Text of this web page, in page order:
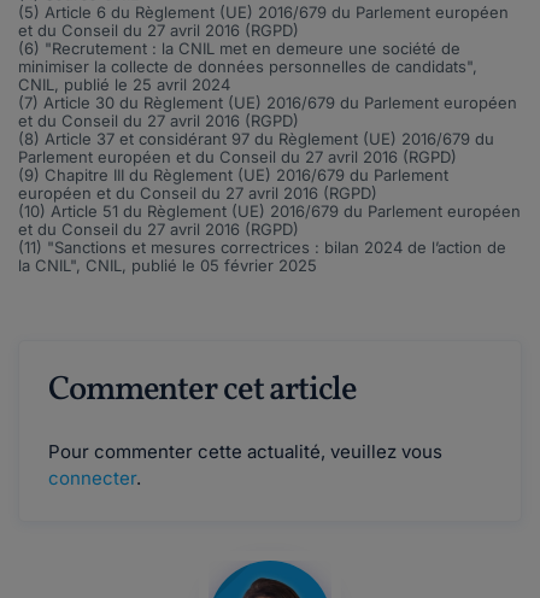
(5) Article 6 du Règlement (UE) 2016/679 du Parlement européen
et du Conseil du 27 avril 2016 (RGPD)
(6) "Recrutement : la CNIL met en demeure une société de
minimiser la collecte de données personnelles de candidats",
CNIL, publié le 25 avril 2024
(7) Article 30 du Règlement (UE) 2016/679 du Parlement européen
et du Conseil du 27 avril 2016 (RGPD)
(8) Article 37 et considérant 97 du Règlement (UE) 2016/679 du
Parlement européen et du Conseil du 27 avril 2016 (RGPD)
(9) Chapitre III du Règlement (UE) 2016/679 du Parlement
européen et du Conseil du 27 avril 2016 (RGPD)
(10) Article 51 du Règlement (UE) 2016/679 du Parlement européen
et du Conseil du 27 avril 2016 (RGPD)
(11) "Sanctions et mesures correctrices : bilan 2024 de l’action de
la CNIL", CNIL, publié le 05 février 2025
Commenter cet article
Pour commenter cette actualité, veuillez vous
connecter.